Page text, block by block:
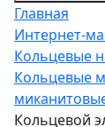
Главная
Интернет-
Кольцевые
Кольцевые
Кольцевой